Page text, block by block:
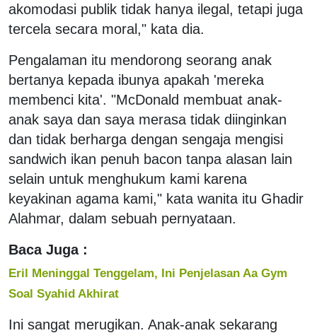
akomodasi publik tidak hanya ilegal, tetapi juga
tercela secara moral," kata dia.
Pengalaman itu mendorong seorang anak
bertanya kepada ibunya apakah 'mereka
membenci kita'. "McDonald membuat anak-
anak saya dan saya merasa tidak diinginkan
dan tidak berharga dengan sengaja mengisi
sandwich ikan penuh bacon tanpa alasan lain
selain untuk menghukum kami karena
keyakinan agama kami," kata wanita itu Ghadir
Alahmar, dalam sebuah pernyataan.
Baca Juga :
Eril Meninggal Tenggelam, Ini Penjelasan Aa Gym
Soal Syahid Akhirat
Ini sangat merugikan. Anak-anak sekarang